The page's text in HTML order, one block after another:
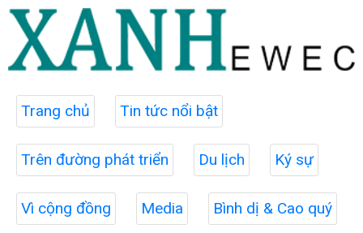
Trang chủ Tin tức nổi bật
Trên đường phát triển Du lịch Ký sự
Vì cộng đồng Media Bình dị & Cao quý